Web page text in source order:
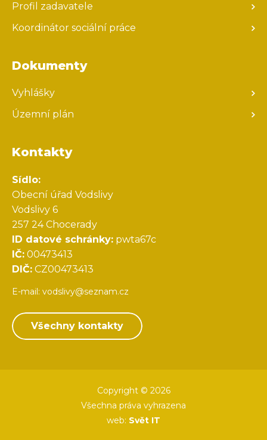
Profil zadavatele
Koordinátor sociální práce
Dokumenty
Vyhlášky
Územní plán
Kontakty
Sídlo:
Obecní úřad Vodslivy
Vodslivy 6
257 24 Chocerady
ID datové schránky: pwta67c
IČ: 00473413
DIČ: CZ00473413
E-mail: vodslivy@seznam.cz
Všechny kontakty
Copyright © 2026
Všechna práva vyhrazena
web: Svět IT